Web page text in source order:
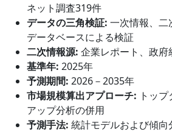
ネット調査319件
データの三角検証: 一次情報、二
データベースによる検証
二次情報源: 企業レポート、政
基準年: 2025年
予測期間: 2026－2035年
市場規模算出アプローチ: トッ
アップ分析の併用
予測手法: 統計モデルおよび傾向